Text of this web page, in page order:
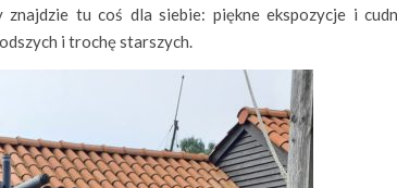
znajdzie tu coś dla siebie: piękne ekspozycje i
i trochę starszych.